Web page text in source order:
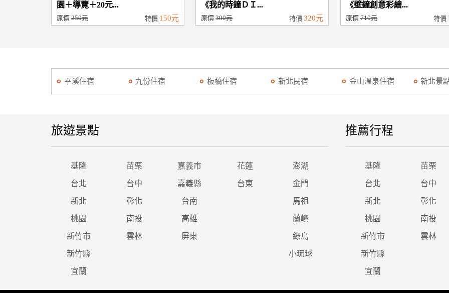
園＋導覽＋20元...
原價 250元 特價 150元
《我的時鐘ＤＩ...
原價300元 特價320元
《壁鐘創意彩繪...
原價710元 特價
平溪住宿 九份住宿 板橋住宿 新北民宿 金山溫泉住宿 新北景
旅遊景點
基隆 苗栗 嘉義市 花蓮 澎湖
台北 台中 嘉義縣 台東 金門
新北 彰化 台南 馬祖
桃園 南投 高雄 蘭嶼
新竹市 雲林 屏東 綠島
新竹縣 小琉球
宜蘭
推薦行程
基隆 苗栗
台北 台中
新北 彰化
桃園 南投
新竹市 雲林
新竹縣
宜蘭